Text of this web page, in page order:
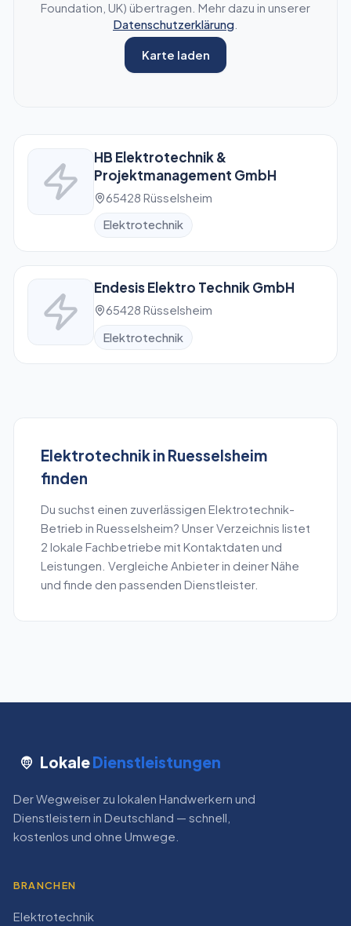
Foundation, UK) übertragen. Mehr dazu in unserer
Datenschutzerklärung
Karte laden
HB Elektrotechnik &
Projektmanagement GmbH
65428 Rüsselsheim
Elektrotechnik
Endesis Elektro Technik GmbH
65428 Rüsselsheim
Elektrotechnik
Elektrotechnikin Ruesselsheim
finden
Du suchst einen zuverlässigen Elektrotechnik-
Betrieb in Ruesselsheim? Unser Verzeichnis listet
2 lokale Fachbetriebe mit Kontaktdaten und
Leistungen. Vergleiche Anbieter in deiner Nähe
und finde den passenden Dienstleister.
LokaleDienstleistungen
Der Wegweiser zu lokalen Handwerkern und
Dienstleistern in Deutschland — schnell,
kostenlos und ohne Umwege.
BRANCHEN
Elektrotechnik